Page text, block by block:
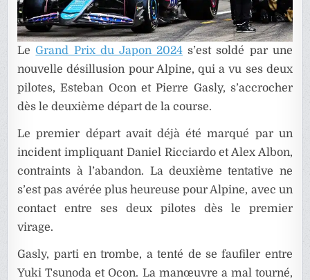
LeGrand Prix du Japon 2024 s’est soldé par une
nouvelle désillusion pour Alpine, qui a vu ses deux
pilotes, Esteban Ocon et Pierre Gasly, s’accrocher
dès le deuxième départ de la course.
Le premier départ avait déjà été marqué par un
incident impliquant Daniel Ricciardo et Alex Albon,
contraints à l’abandon. La deuxième tentative ne
s’est pas avérée plus heureuse pour Alpine, avec un
contact entre ses deux pilotes dès le premier
virage.
Gasly, parti en trombe, a tenté de se faufiler entre
Yuki Tsunoda et Ocon. La manœuvre a mal tourné,